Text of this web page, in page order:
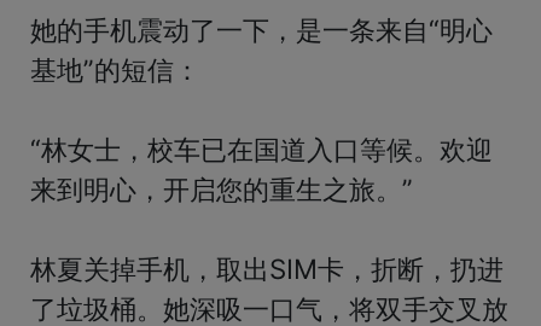
她的手机震动了一下，是一条来自“明心
基地”的短信：
“林女士，校车已在国道入口等候。欢迎
来到明心，开启您的重生之旅。”
林夏关掉手机，取出SIM卡，折断，扔进
了垃圾桶。她深吸一口气，将双手交叉放